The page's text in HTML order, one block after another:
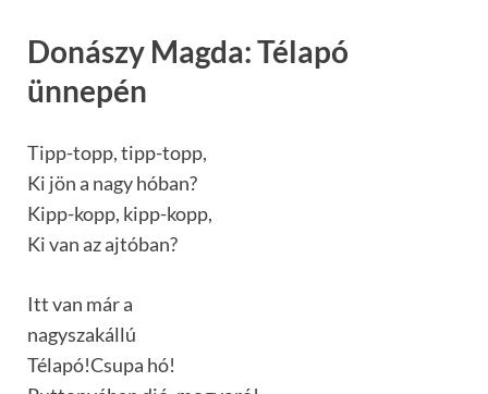
Donászy Magda: Télapó
ünnepén
Tipp-topp, tipp-topp,
Ki jön a nagy hóban?
Kipp-kopp, kipp-kopp,
Ki van az ajtóban?
Itt van már a
nagyszakállú
Télapó!Csupa hó!